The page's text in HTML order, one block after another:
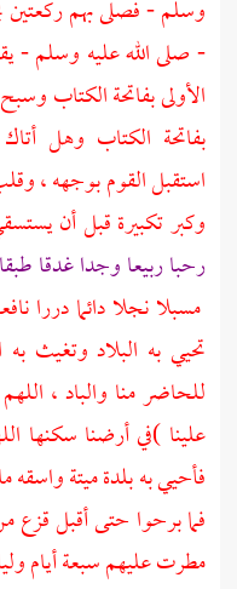
وسلم - فصلى بهم ركعتين
- صلى الله عليه وسلم -
الأولى بفاتحة الكتاب
بفاتحة الكتاب وهل
استقبل القوم بوجهه ،
وكبر تكبيرة قبل أن
رحبا ربيعا وجدا غدقا
مسبلا نجلا دائما دررا
تحيي به البلاد وتغيث به
للحاضر منا والباد ،
علينا )في أرضنا سكنها
فأحيي به بلدة ميتة
فما برحوا حتى أقبل
مطرت عليهم سبعة أيام